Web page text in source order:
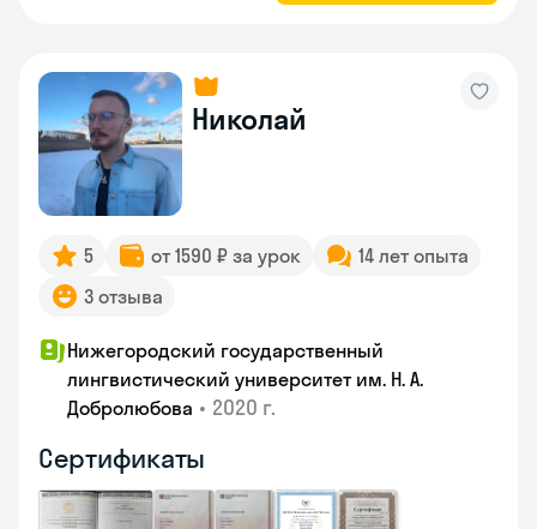
Николай
5 от 1590 ₽ за урок
14 лет опыта
3 отзыва
Нижегородский государственный
лингвистический университет им. Н. А.
Добролюбова • 2020 г.
Сертификаты